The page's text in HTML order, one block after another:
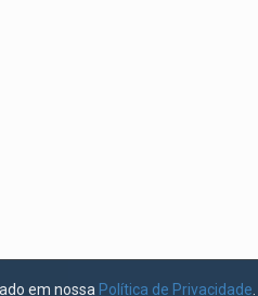
em nossa Política de Privacidade